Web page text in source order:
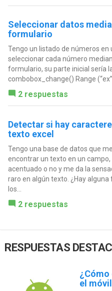
Seleccionar datos
formulario
Tengo un listado de números
seleccionar cada número
formulario, su parte inicial sería
combobox_change() Range
2 respuestas
Detectar si hay
texto excel
Tengo una base de datos que
encontrar un texto en un
acentuado o no y me da la
raro en algún texto. ¿Hay
los...
2 respuestas
RESPUESTAS
¿Cómo
el